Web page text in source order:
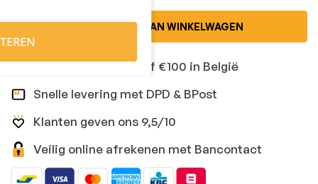
TOEVOEGEN AAN WINKELWAGEN
Gratis levering vanaf €100 in België
Snelle levering met DPD & BPost
Klanten geven ons 9,5/10
Veilig online afrekenen met Bancontact